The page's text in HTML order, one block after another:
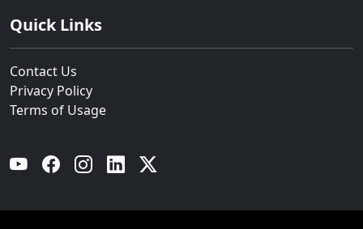
Quick Links
Contact Us
Privacy Policy
Terms of Usage
YouTube Facebook Instagram Linkedin